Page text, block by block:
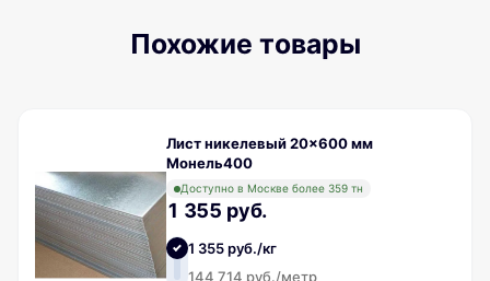
Похожие товары
Лист никелевый 20x600 мм
Монель400
Доступно в Москве более 359 тн
1 355 руб.
1 355 руб./кг
144 714 руб./метр